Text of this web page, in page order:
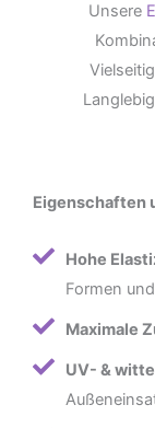
Unsere
Eigenschaften
Hohe
Formen
Maximale
UV- &